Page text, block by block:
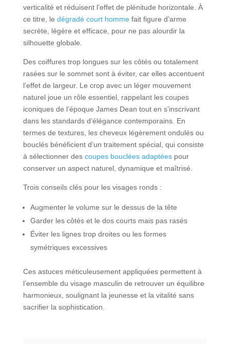
verticalité et réduisent l’effet de plénitude horizontale. À
ce titre, le dégradé court hommefait figure d’arme
secrète, légère et efficace, pour ne pas alourdir la
silhouette globale.
Des coiffures trop longues sur les côtés ou totalement
rasées sur le sommet sont à éviter, car elles accentuent
l’effet de largeur. Le crop avec un léger mouvement
naturel joue un rôle essentiel, rappelant les coupes
iconiques de l’époque James Dean tout en s’inscrivant
dans les standards d’élégance contemporains. En
termes de textures, les cheveux légèrement ondulés ou
bouclés bénéficient d’un traitement spécial, qui consiste
à sélectionner des coupes bouclées adaptéespour
conserver un aspect naturel, dynamique et maîtrisé.
Trois conseils clés pour les visages ronds :
Augmenter le volume sur le dessus de la tête
Garder les côtés et le dos courts mais pas rasés
Éviter les lignes trop droites ou les formes
symétriques excessives
Ces astuces méticuleusement appliquées permettent à
l’ensemble du visage masculin de retrouver un équilibre
harmonieux, soulignant la jeunesse et la vitalité sans
sacrifier la sophistication.